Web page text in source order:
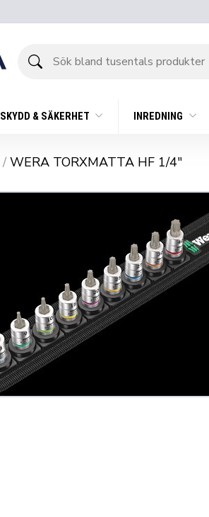
bland
SKYDD & SÄKERHET INREDNING
/ WERA TORXMATTA HF 1/4″